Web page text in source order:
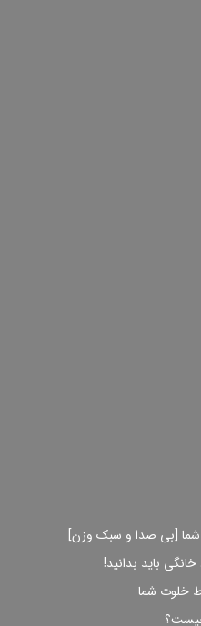
شما [بی صدا و سبک وزن]
باید بدانید!
خلوت شما
چیست؟